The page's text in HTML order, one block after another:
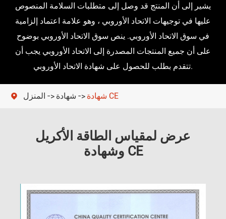
يشير إلى أن المنتج قد وصل إلى متطلبات السلامة المنصوص
عليها في توجيهات الاتحاد الأوروبي ، وهو علامة اعتماد إلزامية
في سوق الاتحاد الأوروبي. ينص سوق الاتحاد الأوروبي بوضوح
على أن جميع المنتجات المصدرة إلى الاتحاد الأوروبي يجب أن
تتقدم بطلب للحصول على شهادة الاتحاد الأوروبي.
 المنزل شهادة شهادة CE
عرض لمقياس الطاقة الأكريل
وشهادة CE